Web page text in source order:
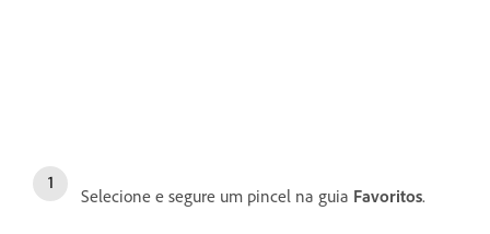
Selecione e segure um pincel na guia Favoritos.